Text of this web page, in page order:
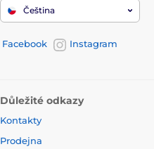
Čeština
Facebook
Instagram
Důležité odkazy
Kontakty
Prodejna